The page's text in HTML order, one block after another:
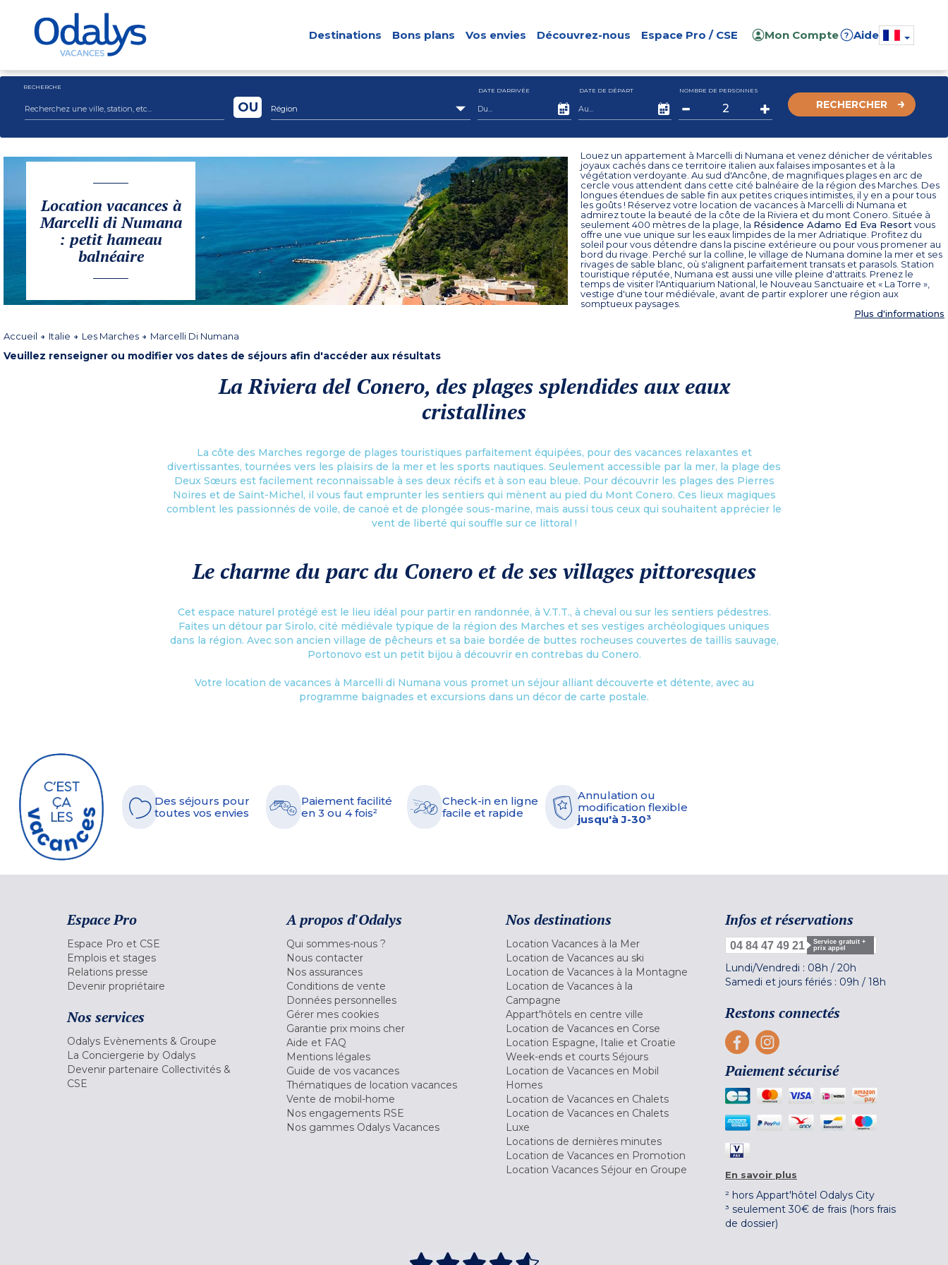
Destinations Bons plans Vos envies Découvrez-nous Espace Pro / CSE Mon Compte ? Aide
RECHERCHE
Région
OU
DATE D'ARRIVÉE DATE DE DÉPART NOMBRE DE PERSONNES
RECHERCHER
Location vacances à
Marcelli di Numana
: petit hameau
balnéaire
Louez un appartement à Marcelli di Numana et venez dénicher de véritables
joyaux cachés dans ce territoire italien aux falaises imposantes et à la
végétation verdoyante. Au sud d'Ancône, de magnifiques plages en arc de
cercle vous attendent dans cette cité balnéaire de la région des Marches. Des
longues étendues de sable fin aux petites criques intimistes, il y en a pour tous
les goûts ! Réservez votre location de vacances à Marcelli di Numana et
admirez toute la beauté de la côte de la Riviera et du mont Conero. Située à
seulement 400 mètres de la plage, la Résidence Adamo Ed Eva Resort vous
offre une vue unique sur les eaux limpides de la mer Adriatique. Profitez du
soleil pour vous détendre dans la piscine extérieure ou pour vous promener au
bord du rivage. Perché sur la colline, le village de Numana domine la mer et ses
rivages de sable blanc, où s'alignent parfaitement transats et parasols. Station
touristique réputée, Numana est aussi une ville pleine d'attraits. Prenez le
temps de visiter l'Antiquarium National, le Nouveau Sanctuaire et « La Torre »,
vestige d'une tour médiévale, avant de partir explorer une région aux
somptueux paysages.
Plus d'informations
Accueil
Italie Les Marches Marcelli Di Numana
Veuillez renseigner ou modifier vos dates de séjours afin d'accéder aux résultats
La Riviera del Conero, des plages splendides aux eaux
cristallines
La côte des Marches regorge de plages touristiques parfaitement équipées, pour des vacances relaxantes et
divertissantes, tournées vers les plaisirs de la mer et les sports nautiques. Seulement accessible par la mer, la plage des
Deux Sœurs est facilement reconnaissable à ses deux récifs et à son eau bleue. Pour découvrir les plages des Pierres
Noires et de Saint-Michel, il vous faut emprunter les sentiers qui mènent au pied du Mont Conero. Ces lieux magiques
comblent les passionnés de voile, de canoë et de plongée sous-marine, mais aussi tous ceux qui souhaitent apprécier le
vent de liberté qui souffle sur ce littoral !
Le charme du parc du Conero et de ses villages pittoresques
Cet espace naturel protégé est le lieu idéal pour partir en randonnée, à V.T.T., à cheval ou sur les sentiers pédestres.
Faites un détour par Sirolo, cité médiévale typique de la région des Marches et ses vestiges archéologiques uniques
dans la région. Avec son ancien village de pêcheurs et sa baie bordée de buttes rocheuses couvertes de taillis sauvage,
Portonovo est un petit bijou à découvrir en contrebas du Conero.
Votre location de vacances à Marcelli di Numana vous promet un séjour alliant découverte et détente, avec au
programme baignades et excursions dans un décor de carte postale.
Des séjours pour
toutes vos envies
Paiement facilité
en 3 ou 4 fois²
Check-in en ligne
facile et rapide
Annulation ou
modification flexible
jusqu'à J-30³
Espace Pro
Espace Pro et CSE
Emplois et stages
Relations presse
Devenir propriétaire
Nos services
Odalys Evènements & Groupe
La Conciergerie by Odalys
Devenir partenaire Collectivités &
CSE
A propos d'Odalys
Qui sommes-nous ?
Nous contacter
Nos assurances
Conditions de vente
Données personnelles
Gérer mes cookies
Garantie prix moins cher
Aide et FAQ
Mentions légales
Guide de vos vacances
Thématiques de location vacances
Vente de mobil-home
Nos engagements RSE
Nos gammes Odalys Vacances
Nos destinations
Location Vacances à la Mer
Location de Vacances au ski
Location de Vacances à la Montagne
Location de Vacances à la
Campagne
Appart'hôtels en centre ville
Location de Vacances en Corse
Location Espagne, Italie et Croatie
Week-ends et courts Séjours
Location de Vacances en Mobil
Homes
Location de Vacances en Chalets
Location de Vacances en Chalets
Luxe
Locations de dernières minutes
Location de Vacances en Promotion
Location Vacances Séjour en Groupe
Infos et réservations
04 84 47 49 21
Service gratuit +
prix appel
Lundi/Vendredi : 08h / 20h
Samedi et jours fériés : 09h / 18h
Restons connectés
Paiement sécurisé
En savoir plus
² hors Appart'hôtel Odalys City
³ seulement 30€ de frais (hors frais
de dossier)